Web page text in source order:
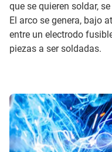
que se quieren soldar,
El arco se genera, bajo
entre un electrodo
piezas a ser soldadas.